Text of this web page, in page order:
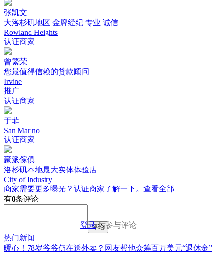
张凯文
大洛杉矶地区 金牌经纪 专业 诚信
Rowland Heights
认证商家
曾繁荣
您最值得信赖的贷款顾问
Irvine
推广
认证商家
于菲
San Marino
认证商家
豪派傢俱
洛杉矶本地最大实体体验店
City of Industry
商家需要更多曝光？认证商家了解一下。 查看全部
有0条评论
登录后参与评论
评论
热门新闻
暖心！78岁爷爷仍在送外卖？网友帮他众筹百万美元“退休金”